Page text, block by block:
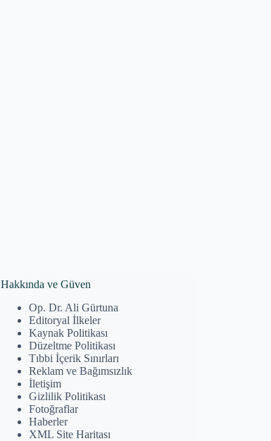
Hakkında ve Güven
Op. Dr. Ali Gürtuna
Editoryal İlkeler
Kaynak Politikası
Düzeltme Politikası
Tıbbi İçerik Sınırları
Reklam ve Bağımsızlık
İletişim
Gizlilik Politikası
Fotoğraflar
Haberler
XML Site Haritası